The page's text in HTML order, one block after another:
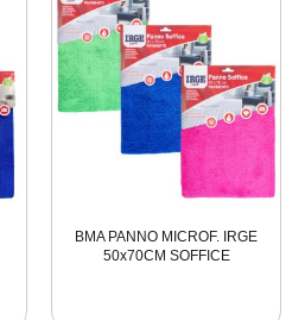
BMA PANNO MICROF. IRGE
50x70CM SOFFICE